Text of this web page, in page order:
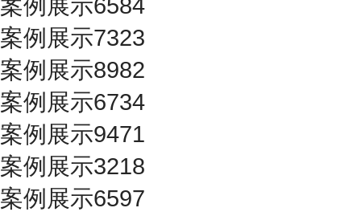
案例展示7323
案例展示8982
案例展示6734
案例展示9471
案例展示3218
案例展示6597